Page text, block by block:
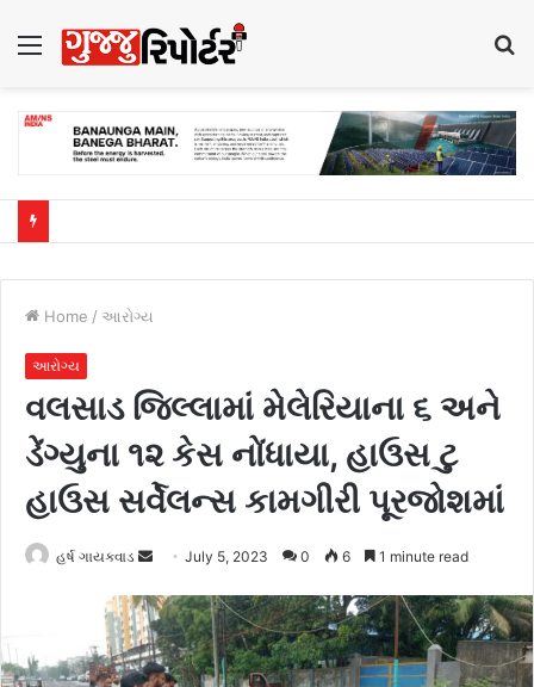
Menu
Home / આરોગ્ય
આરોગ્ય
વલસાડ જિલ્લામાં મેલેરિયાના ૬ અને
ડેંગ્યુના ૧૨ કેસ નોંધાયા, હાઉસ ટુ
હાઉસ સર્વેલન્સ કામગીરી પૂરજોશમાં
હર્ષ ગાયક્વાડ
n
d
a
July 5, 2023 0 6 1 minute read